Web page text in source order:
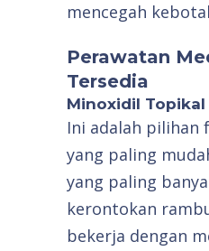
mencegah
Perawatan
Tersedia
Minoxidil Topikal
Ini adalah pilihan
yang paling
yang paling
kerontokan
bekerja dengan